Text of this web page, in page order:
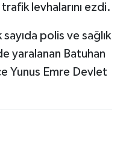
levhalarını ezdi.
polis ve sağlık
yaralanan Batuhan
Yunus Emre Devlet